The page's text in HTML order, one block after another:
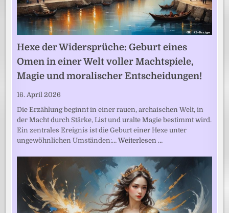
Hexe der Widersprüche: Geburt eines
Omen in einer Welt voller Machtspiele,
Magie und moralischer Entscheidungen!
16. April 2026
Die Erzählung beginnt in einer rauen, archaischen Welt, in
der Macht durch Stärke, List und uralte Magie bestimmt wird.
Ein zentrales Ereignis ist die Geburt einer Hexe unter
ungewöhnlichen Umständen:…Weiterlesen …